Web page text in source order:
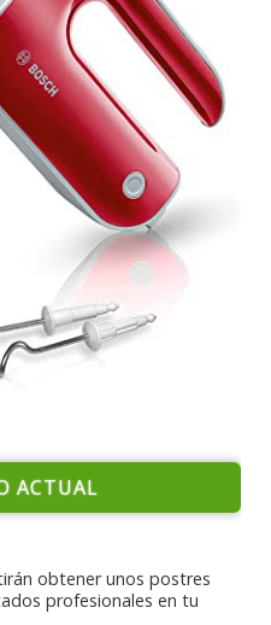
ACTUAL
obtener unos postres
profesionales en tu